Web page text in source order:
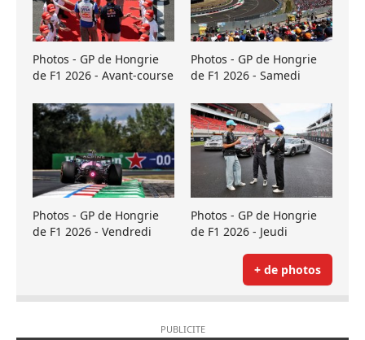
Photos - GP de Hongrie
de F1 2026 - Avant-course
Photos - GP de Hongrie
de F1 2026 - Samedi
Photos - GP de Hongrie
de F1 2026 - Vendredi
Photos - GP de Hongrie
de F1 2026 - Jeudi
+ de photos